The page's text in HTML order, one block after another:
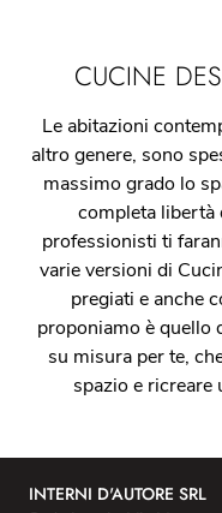
CUCINE
Le abitazioni
altro genere, sono
massimo grado lo
completa libertà
professionisti ti
varie versioni di
pregiati e anche
proponiamo è quello
su misura per te,
spazio e ricreare
INTERNI D'AUTORE SRL